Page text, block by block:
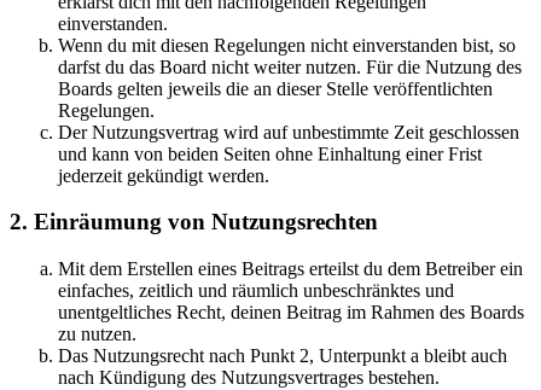
einverstanden.
Wenn du mit diesen Regelungen nicht einverstanden bist, so
darfst du das Board nicht weiter nutzen. Für die Nutzung des
Boards gelten jeweils die an dieser Stelle veröffentlichten
Regelungen.
Der Nutzungsvertrag wird auf unbestimmte Zeit geschlossen
und kann von beiden Seiten ohne Einhaltung einer Frist
jederzeit gekündigt werden.
2. Einräumung von Nutzungsrechten
Mit dem Erstellen eines Beitrags erteilst du dem Betreiber ein
einfaches, zeitlich und räumlich unbeschränktes und
unentgeltliches Recht, deinen Beitrag im Rahmen des Boards
zu nutzen.
Das Nutzungsrecht nach Punkt 2, Unterpunkt a bleibt auch
nach Kündigung des Nutzungsvertrages bestehen.